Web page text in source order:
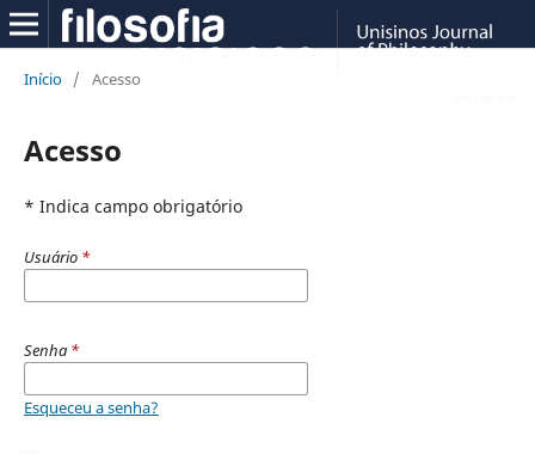
Início / Acesso
Acesso
* Indica campo obrigatório
Usuário *
Senha *
Esqueceu a senha?